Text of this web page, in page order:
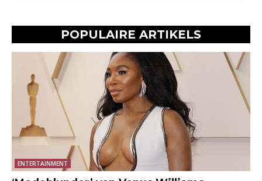
POPULAIRE ARTIKELS
ENTERTAINMENT